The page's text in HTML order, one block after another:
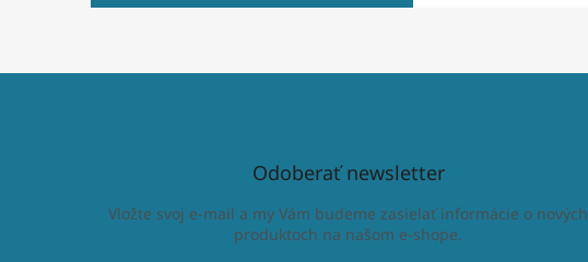
Odoberať newsletter
Vložte svoj e-mail a my Vám budeme zasielať informácie o nových
produktoch na našom e-shope.